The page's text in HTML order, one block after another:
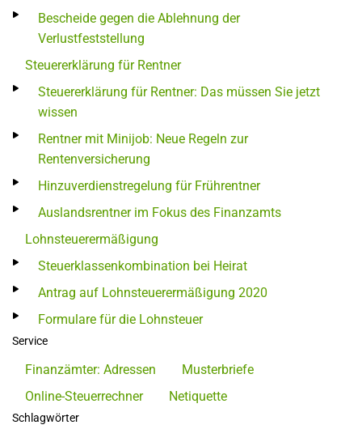
Bescheide gegen die Ablehnung der
Verlustfeststellung
Steuererklärung für Rentner
Steuererklärung für Rentner: Das müssen Sie jetzt
wissen
Rentner mit Minijob: Neue Regeln zur
Rentenversicherung
Hinzuverdienstregelung für Frührentner
Auslandsrentner im Fokus des Finanzamts
Lohnsteuerermäßigung
Steuerklassenkombination bei Heirat
Antrag auf Lohnsteuerermäßigung 2020
Formulare für die Lohnsteuer
Service
Finanzämter: Adressen
Musterbriefe
Online-Steuerrechner
Netiquette
Schlagwörter